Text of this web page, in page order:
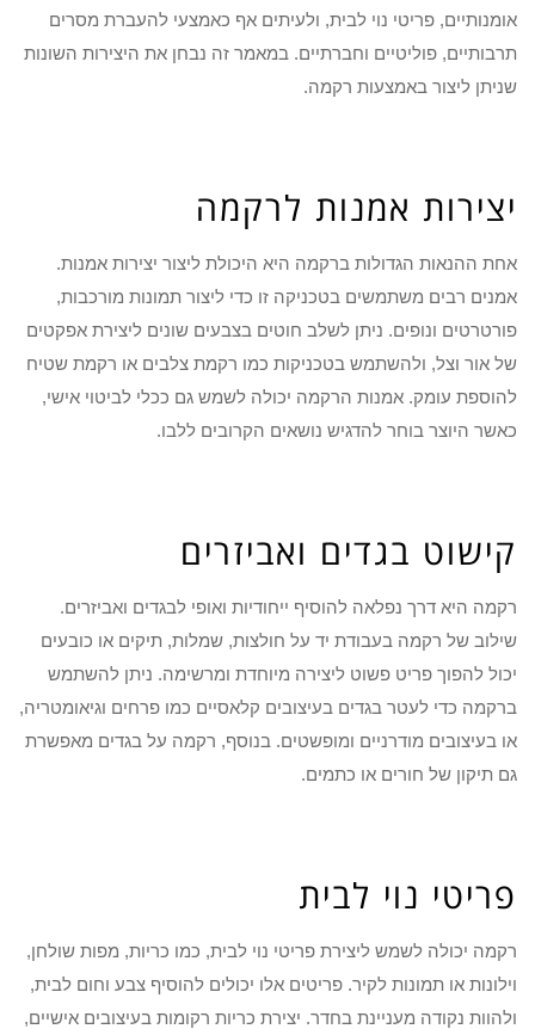
אומנותיים, פריטי נוי לבית, ולעיתים אף כאמצעי להעברת מסרים
תרבותיים, פוליטיים וחברתיים. במאמר זה נבחן את היצירות השונות
שניתן ליצור באמצעות רקמה.
יצירות אמנות לרקמה
אחת ההנאות הגדולות ברקמה היא היכולת ליצור יצירות אמנות.
אמנים רבים משתמשים בטכניקה זו כדי ליצור תמונות מורכבות,
פורטרטים ונופים. ניתן לשלב חוטים בצבעים שונים ליצירת אפקטים
של אור וצל, ולהשתמש בטכניקות כמו רקמת צלבים או רקמת שטיח
להוספת עומק. אמנות הרקמה יכולה לשמש גם ככלי לביטוי אישי,
כאשר היוצר בוחר להדגיש נושאים הקרובים ללבו.
קישוט בגדים ואביזרים
רקמה היא דרך נפלאה להוסיף ייחודיות ואופי לבגדים ואביזרים.
שילוב של רקמה בעבודת יד על חולצות, שמלות, תיקים או כובעים
יכול להפוך פריט פשוט ליצירה מיוחדת ומרשימה. ניתן להשתמש
ברקמה כדי לעטר בגדים בעיצובים קלאסיים כמו פרחים וגיאומטריה,
או בעיצובים מודרניים ומופשטים. בנוסף, רקמה על בגדים מאפשרת
גם תיקון של חורים או כתמים.
פריטי נוי לבית
רקמה יכולה לשמש ליצירת פריטי נוי לבית, כמו כריות, מפות שולחן,
וילונות או תמונות לקיר. פריטים אלו יכולים להוסיף צבע וחום לבית,
ולהוות נקודה מעניינת בחדר. יצירת כריות רקומות בעיצובים אישיים,